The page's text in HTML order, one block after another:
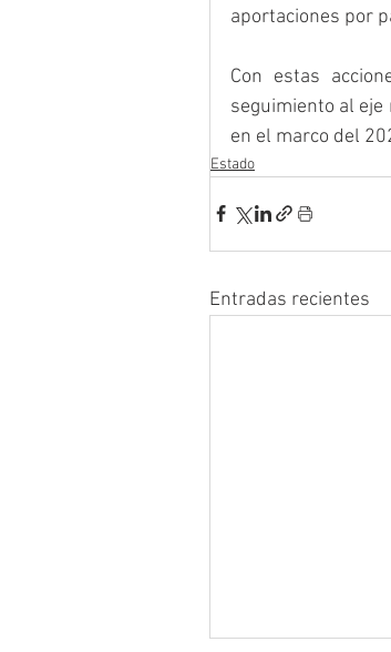
aportaciones por
Con estas
seguimiento al eje
en el marco del
Estado
Entradas recientes